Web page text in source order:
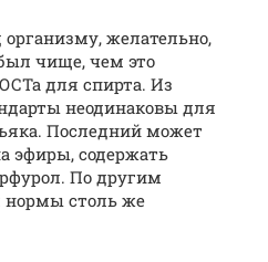
желательно,
чище, чем это
для спирта. Из
неодинаковы для
Последний может
эфиры, содержать
По другим
столь же